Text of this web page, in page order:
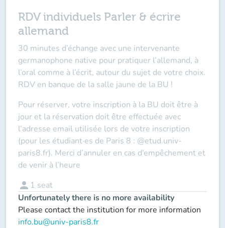
RDV individuels Parler & écrire
allemand
30 minutes d’échange avec une intervenante
germanophone native pour pratiquer l’allemand, à
l’oral comme à l’écrit, autour du sujet de votre choix.
RDV en banque de la salle jaune de la BU !
Pour réserver, votre inscription à la BU doit être à
jour et la réservation doit être effectuée avec
l’adresse email utilisée lors de votre inscription
(pour les étudiant·es de Paris 8 : @etud.univ-
paris8.fr). Merci d’annuler en cas d’empêchement et
de venir à l’heure
person 1 seat
Unfortunately there is no more availability
Please contact the institution for more information
info.bu@univ-paris8.fr